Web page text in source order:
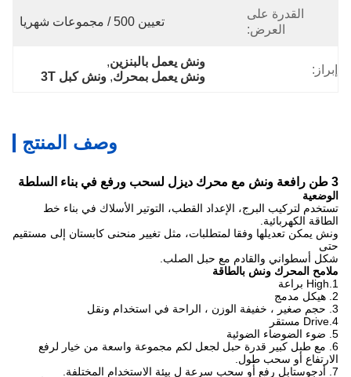
القدرة على
العرض:
تعيين 500 / مجموعات شهريا
إبراز:
ونش يعمل بالبنزين,
ونش يعمل بمحرك, ونش كبل 3T
وصف المنتج
3 طن رافعة ونش مع محرك ديزل لسحب ورفع في بناء السلطة
الوضعية
تستخدم لتركيب البرج، الإعداد القطب، التوتير الأسلاك في بناء خط
الطاقة الكهربائية.
ونش يمكن تعديلها وفقا لمتطلبات، مثل تغيير منحنى كابستان إلى مستقيم
حتى
شكل أسطواني والقادم مع حبل الصلب.
ملامحالمحرك ونش بالطاقة
هيكل مدمج
حجم صغير،خفيفة الوزن، الراحة في استخدام ونقل
4.Drive مستقر
5. ضوء الضوضاء الضوئية
6. مع طبل كبير قدرة حبل لجعل لكم مجموعة واسعة من خيار لرفع
الارتفاع أو سحب طول.